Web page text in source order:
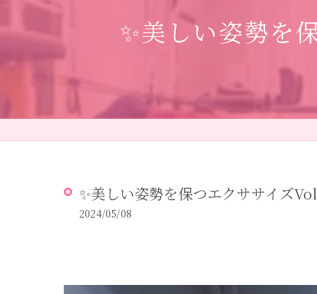
✨美しい姿勢を
✨美しい姿勢を保つエクササイズ
2024/05/08